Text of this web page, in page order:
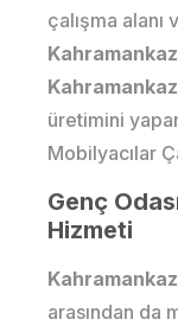
çalışma alanı
üretimini
Mobilyacılar
Genç
Hizmeti
arasından da